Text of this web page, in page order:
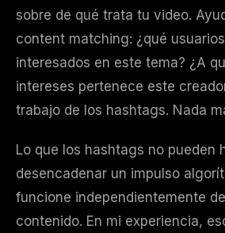
sobre de qué trata tu video.
content matching: ¿qué
interesados en este tema? ¿A
intereses pertenece este
trabajo de los hashtags. Nada
Lo que los hashtags no pueden
desencadenar un impulso
funcione independientemente
contenido. En mi experiencia,